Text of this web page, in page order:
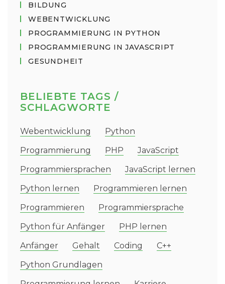
BILDUNG
WEBENTWICKLUNG
PROGRAMMIERUNG IN PYTHON
PROGRAMMIERUNG IN JAVASCRIPT
GESUNDHEIT
BELIEBTE TAGS /
SCHLAGWORTE
Webentwicklung
Python
Programmierung
PHP
JavaScript
Programmiersprachen
JavaScript lernen
Python lernen
Programmieren lernen
Programmieren
Programmiersprache
Python für Anfänger
PHP lernen
Anfänger
Gehalt Coding
C++
Python Grundlagen